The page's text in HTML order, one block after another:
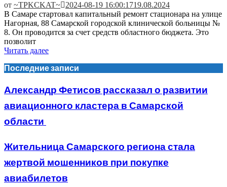
от ~TPKCKAT~ 2024-08-19 16:00:1719.08.2024
В Самаре стартовал капитальный ремонт стационара на улице
Нагорная, 88 Самарской городской клинической больницы №
8. Он проводится за счет средств областного бюджета. Это
позволит
Читать далее
Последние записи
Александр Фетисов рассказал о развитии
авиационного кластера в Самарской
области
Жительница Самарского региона стала
жертвой мошенников при покупке
авиабилетов